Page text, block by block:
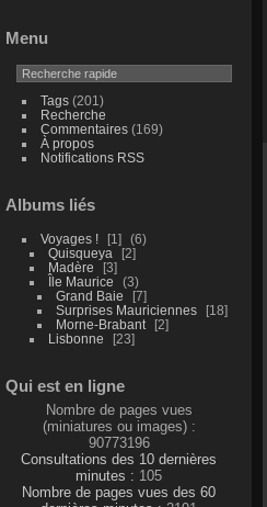
Menu
Tags(201)
Recherche
Commentaires(169)
À propos
Notifications RSS
Albums liés
Voyages ! 1
6
Quisqueya
2
Madère
3
Île Maurice
3
Grand Baie
7
Surprises Mauriciennes
18
Morne-Brabant
2
Lisbonne
23
Qui est en ligne
Nombre de pages vues
(miniatures ou images) :
90773196
Consultations des 10 dernières
minutes : 105
Nombre de pages vues des 60